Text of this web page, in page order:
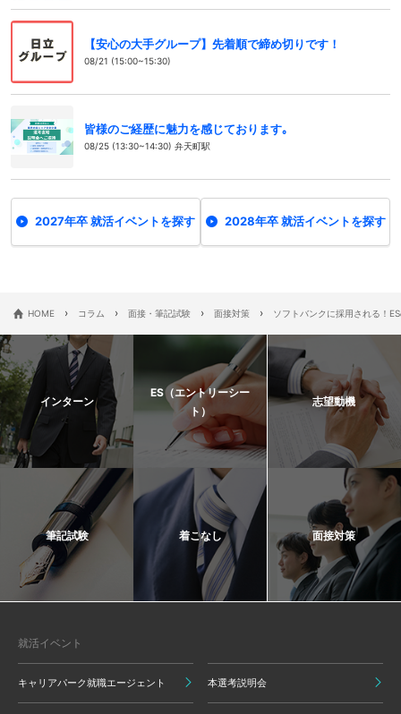
【安心の大手グループ】先着順で締め切りです！
08/21 (15:00~15:30)
皆様のご経歴に魅力を感じております｡
08/25 (13:30~14:30) 弁天町駅
2027年卒 就活イベントを探す 2028年卒 就活イベントを探す
HOME › コラム › 面接・筆記試験 › 面接対策 › ソフトバンクに採用される！
インターン
ES（エントリーシー
ト）
志望動機
筆記試験 着こなし 面接対策
就活イベント
キャリアパーク就職エージェント 本選考説明会